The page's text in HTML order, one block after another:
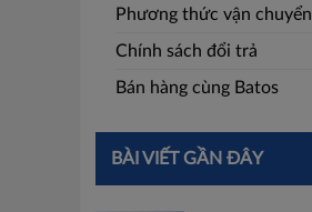
Phương thức vận chuyển
Chính sách đổi trả
Bán hàng cùng Batos
BÀI VIẾT GẦN ĐÂY